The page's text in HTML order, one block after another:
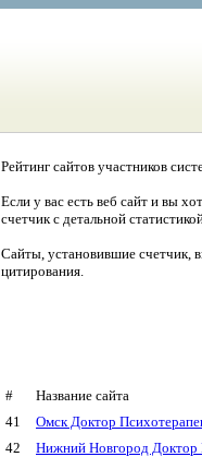
Рейтинг сайтов участников
Если у вас есть веб сайт и вы
счетчик с детальной
Сайты, установившие счетчик,
цитирования.
#
Название сайта
41
Омск Доктор
42
Нижний Новгород Доктор